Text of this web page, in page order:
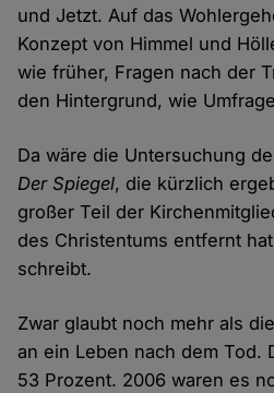
und Jetzt. Auf das
Konzept von Himmel und
wie früher, Fragen nach der
den Hintergrund, wie
Da wäre die Untersuchung
Der Spiegel, die kürzlich
großer Teil der
des Christentums entfernt
schreibt.
Zwar glaubt noch mehr als
an ein Leben nach dem Tod.
53 Prozent. 2006 waren es